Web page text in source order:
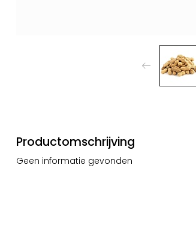
Productomschrijving
Geen informatie gevonden